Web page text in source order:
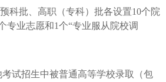
批、高职（专科）批各设置10个院
专业志愿和1个“专业服从院校调
招生中被普通高等学校录取（包